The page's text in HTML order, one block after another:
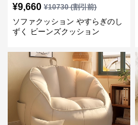
¥9,660 ¥10730(割引前)
ソファクッション やすらぎのし
ずく ビーンズクッション